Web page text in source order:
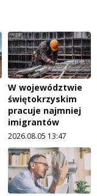
W województwie
świętokrzyskim
pracuje najmniej
imigrantów
2026.08.05 13:47